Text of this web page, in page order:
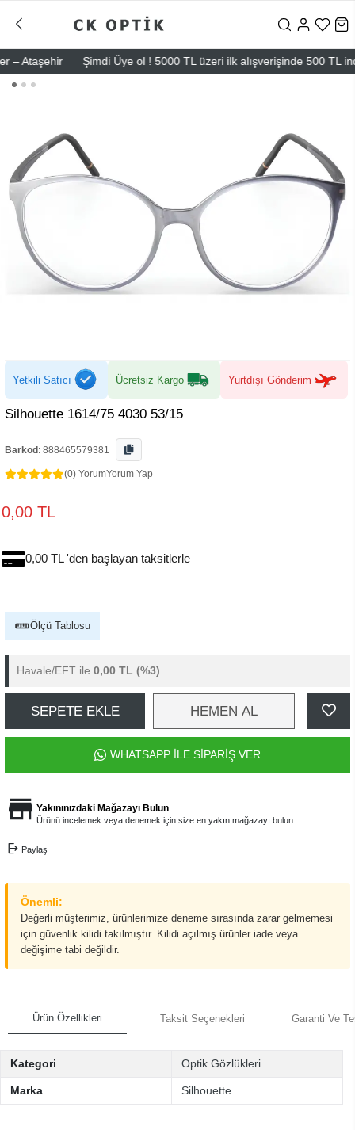
Ataşehir Şimdi Üye ol ! 5000 TL üzeri ilk alışverişinde 500 TL
Yetkili Satıcı Ücretsiz Kargo Yurtdışı Gönderim
Silhouette 1614/75 4030 53/15
Barkod : 888465579381
(0) YorumYorum Yap
0,00 TL
0,00 TL 'den başlayan taksitlerle
Ölçü Tablosu
Havale/EFT ile 0,00 TL (%3)
SEPETE EKLE HEMEN AL
WHATSAPP İLE SİPARİŞ VER
Yakınınızdaki Mağazayı Bulun
Ürünü incelemek veya denemek için size en yakın mağazayı bulun.
Paylaş
Önemli:
Değerli müşterimiz, ürünlerimize deneme sırasında zarar gelmemesi
için güvenlik kilidi takılmıştır. Kilidi açılmış ürünler iade veya
değişime tabi değildir.
Ürün Özellikleri Taksit Seçenekleri Garanti Ve
Kategori Optik Gözlükleri
Marka Silhouette